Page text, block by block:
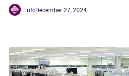
ufcDecember 27, 2024